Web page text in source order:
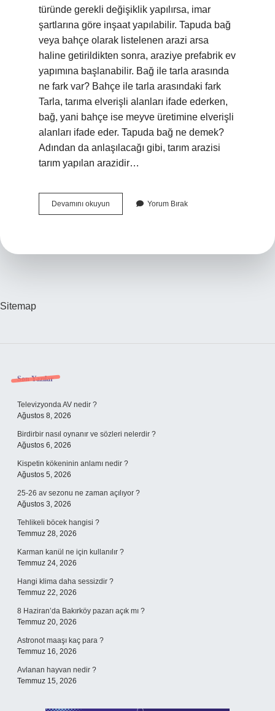
türünde gerekli değişiklik yapılırsa, imar
şartlarına göre inşaat yapılabilir. Tapuda bağ
veya bahçe olarak listelenen arazi arsa
haline getirildikten sonra, araziye prefabrik ev
yapımına başlanabilir. Bağ ile tarla arasında
ne fark var? Bahçe ile tarla arasındaki fark
Tarla, tarıma elverişli alanları ifade ederken,
bağ, yani bahçe ise meyve üretimine elverişli
alanları ifade eder. Tapuda bağ ne demek?
Adından da anlaşılacağı gibi, tarım arazisi
tarım yapılan arazidir…
Devamını okuyun
Da
Yorum Bırak
Sitemap
Sidebar
Son Yazılar
Televizyonda AV nedir ?
Ağustos 8, 2026
Birdirbir nasıl oynanır ve sözleri nelerdir ?
Ağustos 6, 2026
Kispetin kökeninin anlamı nedir ?
Ağustos 5, 2026
25-26 av sezonu ne zaman açılıyor ?
Ağustos 3, 2026
Tehlikeli böcek hangisi ?
Temmuz 28, 2026
Karman kanül ne için kullanılır ?
Temmuz 24, 2026
Hangi klima daha sessizdir ?
Temmuz 22, 2026
8 Haziran’da Bakırköy pazarı açık mı ?
Temmuz 20, 2026
Astronot maaşı kaç para ?
Temmuz 16, 2026
Avlanan hayvan nedir ?
Temmuz 15, 2026